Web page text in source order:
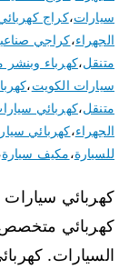
سيارات،كراج
الجهراء،كراجي
متنقل،كهرباء وبنشر
سيارات الكويت،
متنقل،كهربائي
الجهراء،كهربائي
للسيارة،مكيف سيارة
كهربائي سيارات
كهربائي متخصص
السيارات.